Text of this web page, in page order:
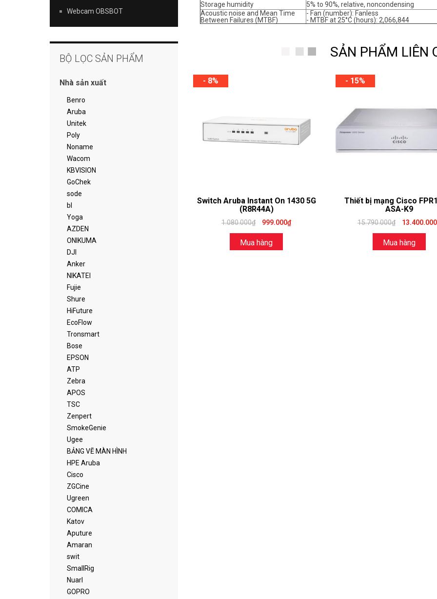
Storage humidity
5% to 90%, relative, noncondensing
Acoustic noise and Mean Time
Between Failures (MTBF)
- Fan (number): Fanless
- MTBF at 25°C (hours): 2,066,844
SẢN PHẨM LIÊN
- 8%
Switch Aruba Instant On 1430 5G
(R8R44A)
1.080.000₫ 999.000₫
Mua hàng
- 15%
Thiết bị mạng Cisco
ASA-K9
15.790.000₫
Mua hàng
Webcam OBSBOT
BỘ LỌC SẢN PHẨM
Nhà sản xuất
Benro
Aruba
Unitek
Poly
Noname
Wacom
KBVISION
GoChek
sode
bl
Yoga
AZDEN
ONIKUMA
DJI
Anker
NIKATEI
Fujie
Shure
HiFuture
EcoFlow
Tronsmart
Bose
EPSON
ATP
Zebra
APOS
TSC
Zenpert
SmokeGenie
Ugee
BẢNG VẼ MÀN HÌNH
HPE Aruba
Cisco
ZGCine
Ugreen
COMICA
Katov
Aputure
Amaran
swit
SmallRig
Nuarl
GOPRO